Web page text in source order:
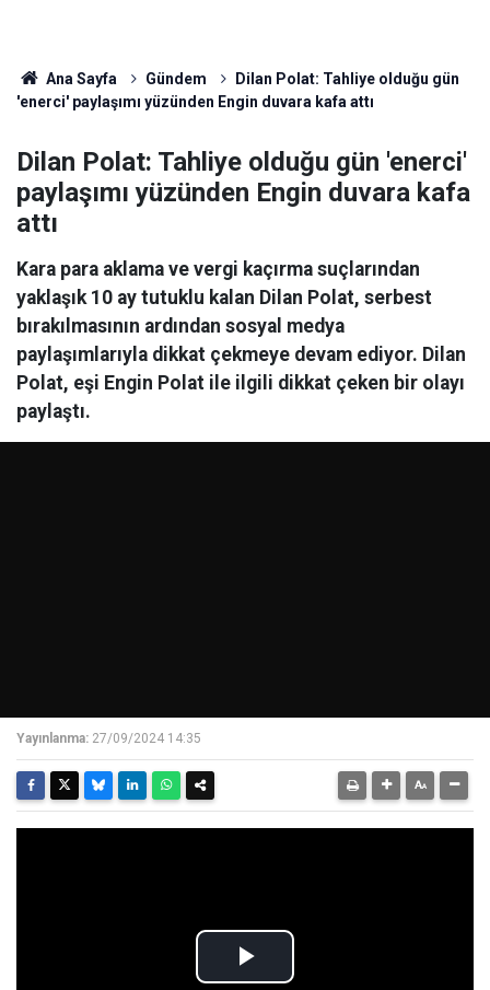
Ana Sayfa Gündem
Dilan Polat: Tahliye olduğu gün
'enerci' paylaşımı yüzünden Engin duvara kafa attı
Dilan Polat: Tahliye olduğu gün 'enerci'
paylaşımı yüzünden Engin duvara kafa
attı
Kara para aklama ve vergi kaçırma suçlarından
yaklaşık 10 ay tutuklu kalan Dilan Polat, serbest
bırakılmasının ardından sosyal medya
paylaşımlarıyla dikkat çekmeye devam ediyor. Dilan
Polat, eşi Engin Polat ile ilgili dikkat çeken bir olayı
paylaştı.
Yayınlanma: 27/09/2024 14:35